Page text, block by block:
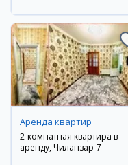
Аренда квартир
2-комнатная квартира в
аренду, Чиланзар-7